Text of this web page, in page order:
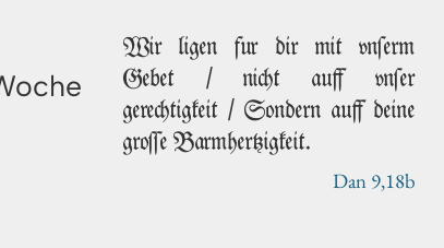
Wir ligen fur dir mit vn­ſerm
Gebet / nicht auff vn­ſer
gerechtigkeit / Son­dern auff deine
groſ­ſe Barm­her­tzig­keit.
Dan 9,18b